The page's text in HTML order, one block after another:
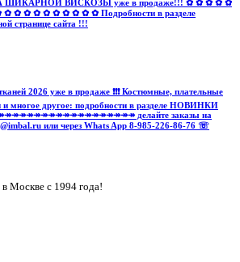
ВИСКОЗЫ уже в продаже!!! ✿ ✿ ✿ ✿ ✿
✿ ✿ ✿ ✿ ✿ ✿ ✿ ✿ Подробности в разделе
странице сайта !!!
тканей 2026 уже в продаже ❗️❗️❗️ Костюмные, плательные
и многое другое: подробности в разделе НОВИНКИ
делайте заказы на
или через Whats App 8-985-226-86-76 ☏
Москве с 1994 года!